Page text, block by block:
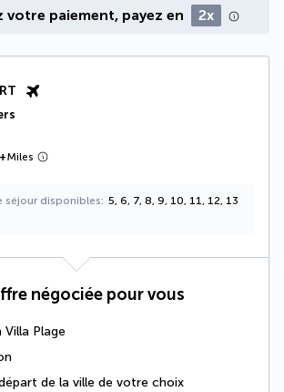
votre paiement, payez en 2x
+Miles
séjour disponibles
5, 6, 7, 8, 9, 10, 11, 12, 13
négociée pour vous
Villa Plage
de la ville de votre choix